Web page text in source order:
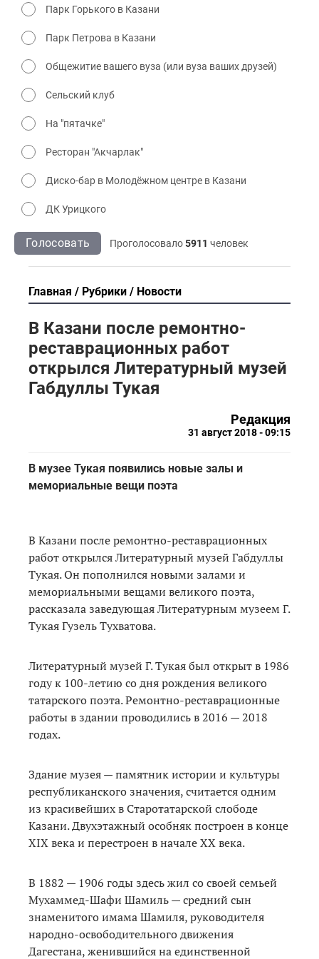
Парк Горького в Казани
Парк Петрова в Казани
Общежитие вашего вуза (или вуза ваших друзей)
Сельский клуб
На "пятачке"
Ресторан "Акчарлак"
Диско-бар в Молодёжном центре в Казани
ДК Урицкого
Голосовать Проголосовало5911 человек
Главная Рубрики Новости
В Казани после ремонтно-
реставрационных работ
открылся Литературный музей
Габдуллы Тукая
Редакция
31 август 2018 - 09:15
В музее Тукая появились новые залы и
мемориальные вещи поэта
В Казани после ремонтно-реставрационных
работ открылся Литературный музей Габдуллы
Тукая. Он пополнился новыми залами и
мемориальными вещами великого поэта,
рассказала заведующая Литературным музеем Г.
Тукая Гузель Тухватова.
Литературный музей Г. Тукая был открыт в 1986
году к 100-летию со дня рождения великого
татарского поэта. Ремонтно-реставрационные
работы в здании проводились в 2016 — 2018
годах.
Здание музея — памятник истории и культуры
республиканского значения, считается одним
из красивейших в Старотатарской слободе
Казани. Двухэтажный особняк построен в конце
XIX века и перестроен в начале ХХ века.
В 1882 — 1906 годы здесь жил со своей семьей
Мухаммед-Шафи Шамиль — средний сын
знаменитого имама Шамиля, руководителя
народно-освободительного движения
Дагестана, женившийся на единственной